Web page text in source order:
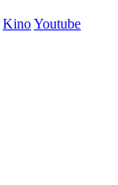
KinoYoutube